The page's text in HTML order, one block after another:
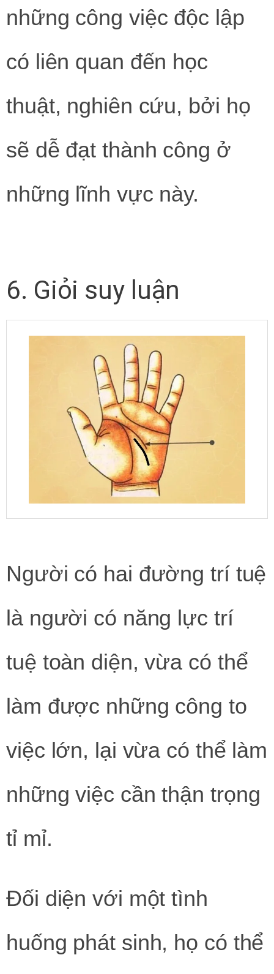
những công việc độc lập
có liên quan đến học
thuật, nghiên cứu, bởi họ
sẽ dễ đạt thành công ở
những lĩnh vực này.
6. Giỏi suy luận
Người có hai đường trí tuệ
là người có năng lực trí
tuệ toàn diện, vừa có thể
làm được những công to
việc lớn, lại vừa có thể làm
những việc cần thận trọng
tỉ mỉ.
Đối diện với một tình
huống phát sinh, họ có thể